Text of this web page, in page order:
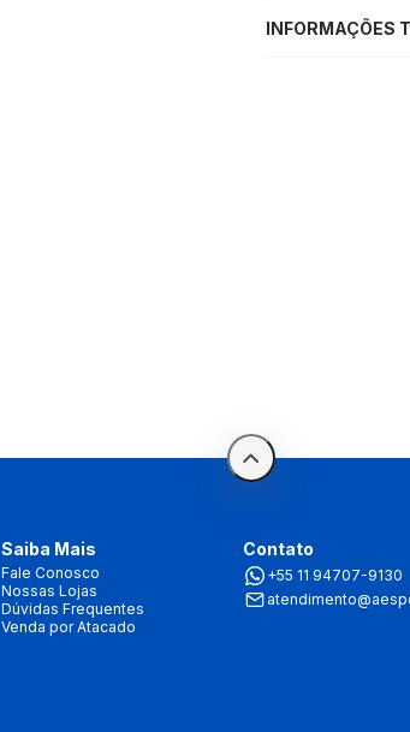
INFORMAÇÕES
Saiba Mais
Fale Conosco
Nossas Lojas
Dúvidas Frequentes
Venda por Atacado
Contato
+55 11 94707-9130